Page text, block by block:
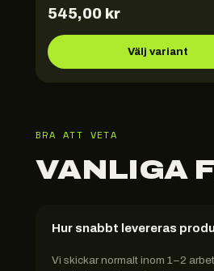
545,00 kr
Välj variant
BRA ATT VETA
VANLIGA
Hur snabbt levereras
Vi skickar normalt inom 1–2